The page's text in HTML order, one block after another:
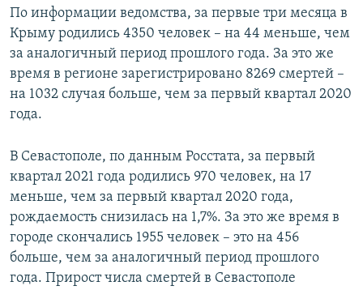
По информации ведомства, за первые три месяца в
Крыму родились 4350 человек – на 44 меньше, чем
за аналогичный период прошлого года. За это же
время в регионе зарегистрировано 8269 смертей –
на 1032 случая больше, чем за первый квартал 2020
года.
В Севастополе, по данным Росстата, за первый
квартал 2021 года родились 970 человек, на 17
меньше, чем за первый квартал 2020 года,
рождаемость снизилась на 1,7%. За это же время в
городе скончались 1955 человек – это на 456
больше, чем за аналогичный период прошлого
года. Прирост числа смертей в Севастополе